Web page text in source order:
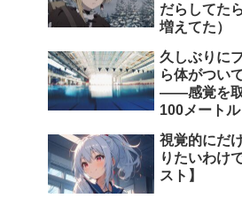
だらしてた
増えてた）
久しぶりに
ら体がつい
――感覚を取
100メートル
視覚的にだ
りたいわけ
スト】